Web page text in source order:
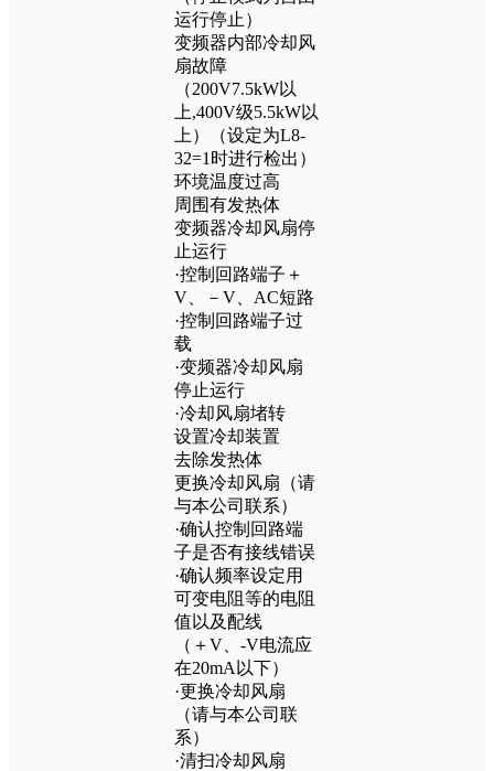
运行停止）
变频器内部冷却风
扇故障
（200V7.5kW以
上,400V级5.5kW以
上）（设定为L8-
32=1时进行检出）
环境温度过高
周围有发热体
变频器冷却风扇停
止运行
·控制回路端子＋
V、－V、AC短路
·控制回路端子过
载
·变频器冷却风扇
停止运行
·冷却风扇堵转
设置冷却装置
去除发热体
更换冷却风扇（请
与本公司联系）
·确认控制回路端
子是否有接线错误
·确认频率设定用
可变电阻等的电阻
值以及配线
（＋V、-V电流应
在20mA以下）
·更换冷却风扇
（请与本公司联
系）
·清扫冷却风扇